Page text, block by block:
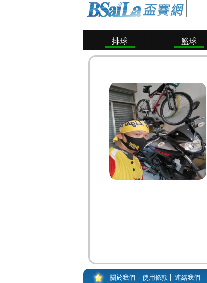
排球 籃球
關於我們 使用條款 連絡我們